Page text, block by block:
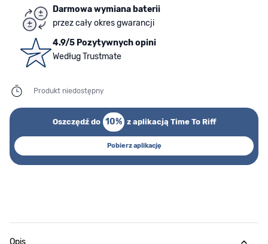
Darmowa wymiana baterii
przez cały okres gwarancji
4.9/5 Pozytywnych opini
Według Trustmate
Produkt niedostępny
Oszczędź do 10% z aplikacją Time To Riff
Pobierz aplikację